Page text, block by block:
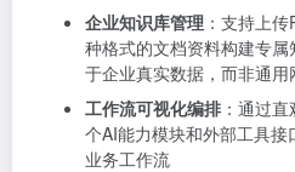
企业知识库管理 ：支持上
种格式的文档资料构建专
于企业真实数据，而非通用
工作流可视化编排 ：通过
个AI能力模块和外部工具
业务工作流